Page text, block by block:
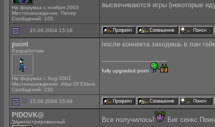
На форумах с ноября 2003
Местонахождение: Питер
Сообщений: 105
высвечиваются игры (некоторые
15.06.2004 15:18
point
Разработчик
На форумах с Aug 2001
Местонахождение: Altar Of Elders
Сообщений: 230
после коннекта заходишь в лан
fully upgraded point
15.06.2004 15:48
PIDOVK@
Зарегистрированный Все получилось! Биг сенкс